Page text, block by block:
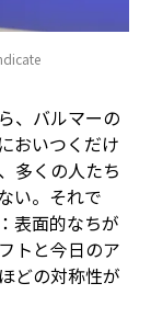
、バルマーの
おいつくだけ
多くの人たち
い。それで
表面的なちが
トと今日のア
どの対称性が